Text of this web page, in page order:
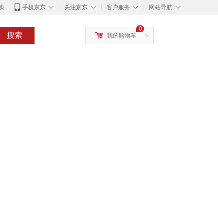
◇
手机京东 ◇
关注京东 ◇
客户服务 ◇
网站导航
搜索 >
0
我的购物车